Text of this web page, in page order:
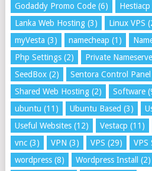
Godaddy Promo Code(6) Hestiacp
Lanka Web Hosting(3) Linux VPS
myVesta (3) namecheap (1)
Php Settings(2) Private
SeedBox(2) Sentora Control Panel
Shared Web Hosting(2) Software
ubuntu (11) Ubuntu Based (3)
Useful Websites(12) Vestacp (11)
vnc(3) VPN (3) VPS (29) VPS
wordpress(8) Wordpress Install (2)